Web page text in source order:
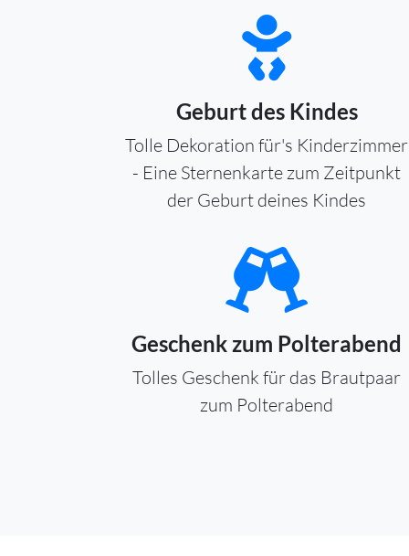
Geburt des Kindes
Tolle Dekoration für's Kinderzimmer
- Eine Sternenkarte zum Zeitpunkt
der Geburt deines Kindes
Geschenk zum Polterabend
Tolles Geschenk für das Brautpaar
zum Polterabend